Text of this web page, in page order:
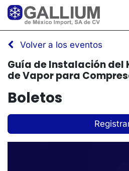
Volver a los eventos
Guía de Instalación del
de Vapor para
Boletos